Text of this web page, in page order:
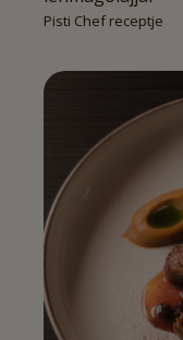
Pisti Chef receptje